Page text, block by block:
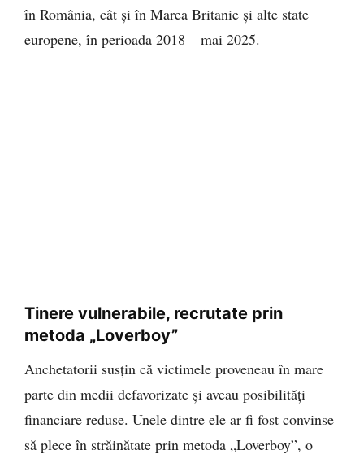
în România, cât și în Marea Britanie și alte state
europene, în perioada 2018 – mai 2025.
Tinere vulnerabile, recrutate prin
metoda „Loverboy”
Anchetatorii susțin că victimele proveneau în mare
parte din medii defavorizate și aveau posibilități
financiare reduse. Unele dintre ele ar fi fost convinse
să plece în străinătate prin metoda „Loverboy”, o